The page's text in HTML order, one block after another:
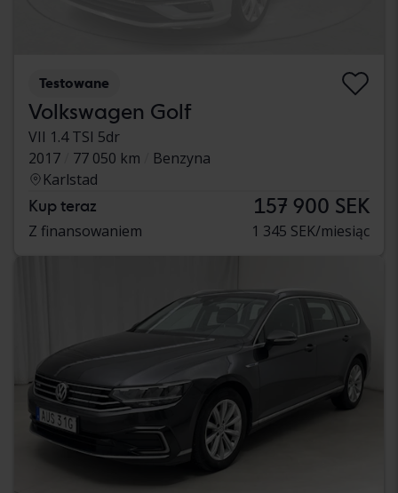
Testowane
Volkswagen Golf
VII 1.4 TSI 5dr
2017
77 050 km
Benzyna
Karlstad
Kup teraz 157 900 SEK
Z finansowaniem 1 345 SEK/miesiąc